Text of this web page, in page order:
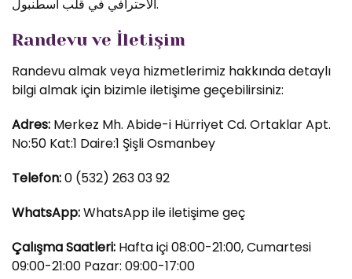
الاحترافي في قلب اسطنبول.
Randevu ve İletişim
Randevu almak veya hizmetlerimiz hakkında detaylı
bilgi almak için bizimle iletişime geçebilirsiniz:
Adres: Merkez Mh. Abide-i Hürriyet Cd. Ortaklar Apt.
No:50 Kat:1 Daire:1 Şişli Osmanbey
Telefon:0 (532) 263 03 92
WhatsApp:WhatsApp ile iletişime geç
Çalışma Saatleri: Hafta içi 08:00-21:00, Cumartesi
09:00-21:00 Pazar: 09:00-17:00